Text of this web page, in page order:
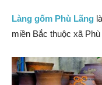
Làng gốm Phù Lãng
miền Bắc thuộc xã